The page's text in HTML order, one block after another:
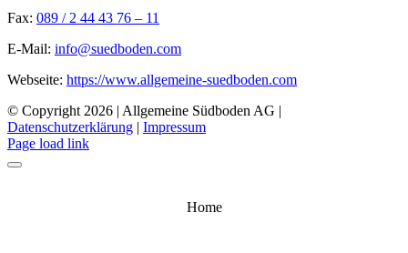
Fax: 089 / 2 44 43 76 – 11
E-Mail: info@suedboden.com
Webseite: https://www.allgemeine-suedboden.com
© Copyright 2026 | Allgemeine Südboden AG |
Datenschutzerklärung | Impressum
Facebook
Instagram
LinkedIn
Page load link
Home